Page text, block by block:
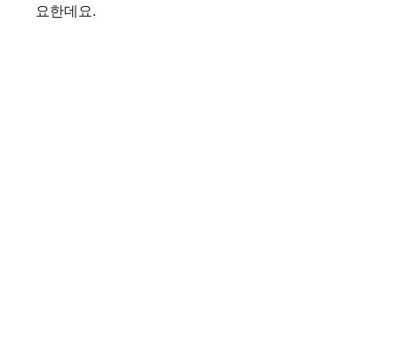
요한데요.